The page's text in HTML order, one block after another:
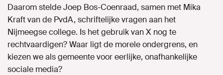
Daarom stelde Joep Bos-Coenraad, samen met Mika
Kraft van de PvdA, schriftelijke vragen aan het
Nijmeegse college. Is het gebruik van X nog te
rechtvaardigen? Waar ligt de morele ondergrens, en
kiezen we als gemeente voor eerlijke, onafhankelijke
sociale media?